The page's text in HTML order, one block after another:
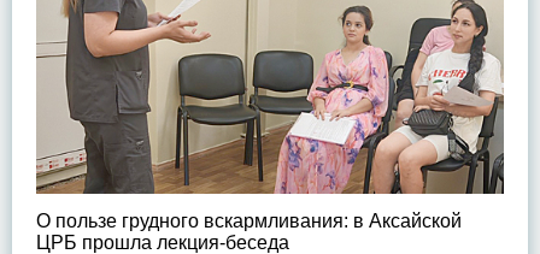
О пользе грудного вскармливания: в Аксайской
ЦРБ прошла лекция-беседа